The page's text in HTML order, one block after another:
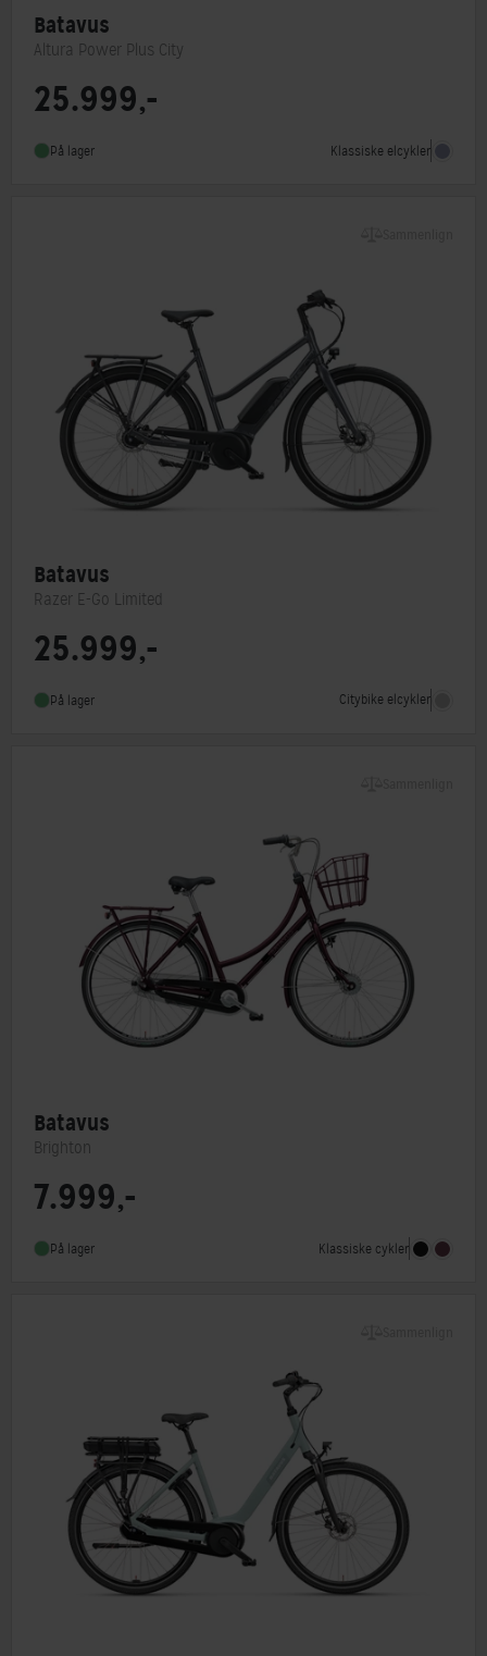
Batavus
Altura Power Plus City
Motorplacering
Stelmateriale
Aluminium
25.999,-
På lager Klassiske elcykler
Batavus
Razer E-Go Limited
Motorplacering
Stelmateriale
Aluminium
25.999,-
På lager Citybike elcykler
Batavus
Brighton
Steltype
Forbremse
Rullebremse Shimano RC3000
7.999,-
På lager Klassiske cykler